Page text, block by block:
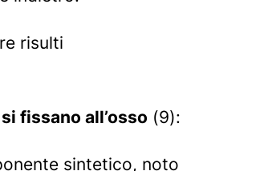
risulti
fissano all’osso (9):
sintetico, noto